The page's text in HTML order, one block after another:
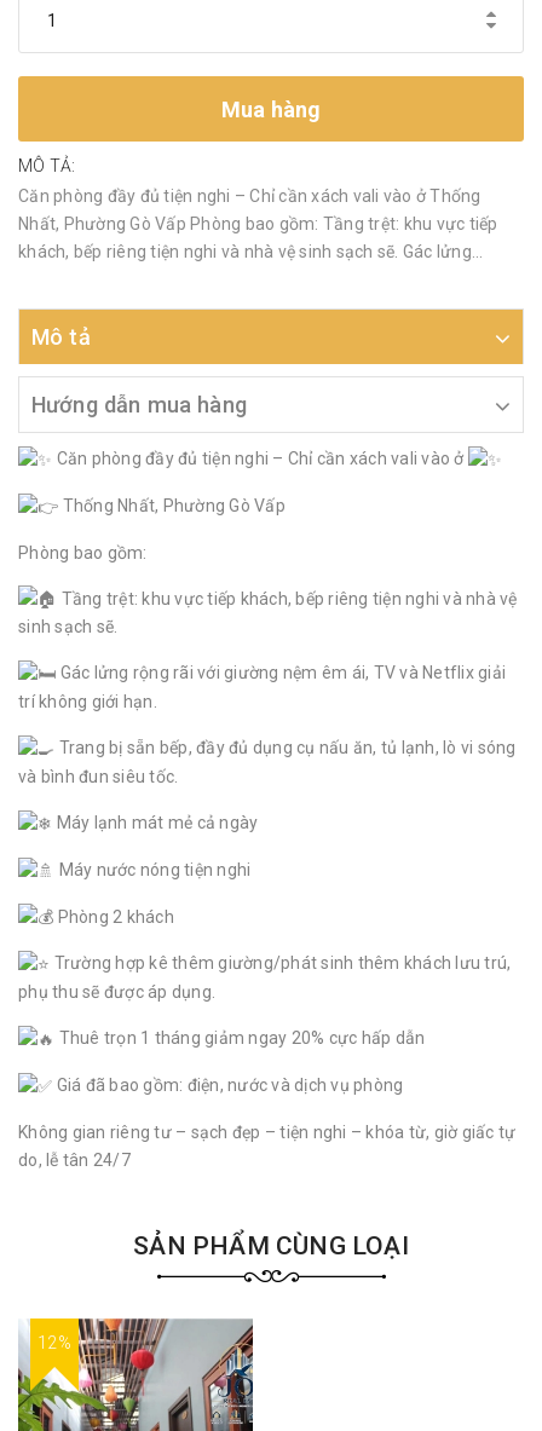
Mua hàng
MÔ TẢ:
Căn phòng đầy đủ tiện nghi – Chỉ cần xách vali vào ở Thống
Nhất, Phường Gò Vấp Phòng bao gồm: Tầng trệt: khu vực tiếp
khách, bếp riêng tiện nghi và nhà vệ sinh sạch sẽ. Gác lửng...
Mô tả
Hướng dẫn mua hàng
Căn phòng đầy đủ tiện nghi – Chỉ cần xách vali vào ở
Thống Nhất, Phường Gò Vấp
Phòng bao gồm:
Tầng trệt: khu vực tiếp khách, bếp riêng tiện nghi và nhà vệ
sinh sạch sẽ.
Gác lửng rộng rãi với giường nệm êm ái, TV và Netflix giải
trí không giới hạn.
Trang bị sẵn bếp, đầy đủ dụng cụ nấu ăn, tủ lạnh, lò vi sóng
và bình đun siêu tốc.
Máy lạnh mát mẻ cả ngày
Máy nước nóng tiện nghi
Phòng 2 khách
Trường hợp kê thêm giường/phát sinh thêm khách lưu trú,
phụ thu sẽ được áp dụng.
Thuê trọn 1 tháng giảm ngay 20% cực hấp dẫn
Giá đã bao gồm: điện, nước và dịch vụ phòng
Không gian riêng tư – sạch đẹp – tiện nghi – khóa từ, giờ giấc tự
do, lễ tân 24/7
SẢN PHẨM CÙNG LOẠI
12%